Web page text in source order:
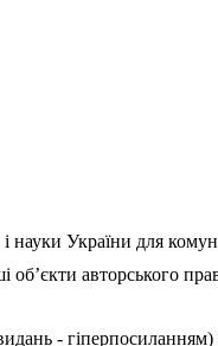
і науки України для
авторського
-